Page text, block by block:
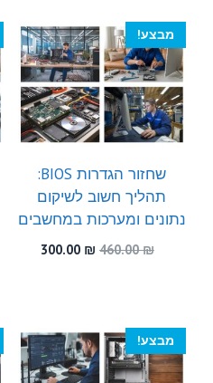
מבצע!
שחזור הגדרות BIOS:
תהליך חשוב לשיקום
נתונים ומערכות במחשבים
460.00₪
המחיר
300.00 ₪
מבצע!